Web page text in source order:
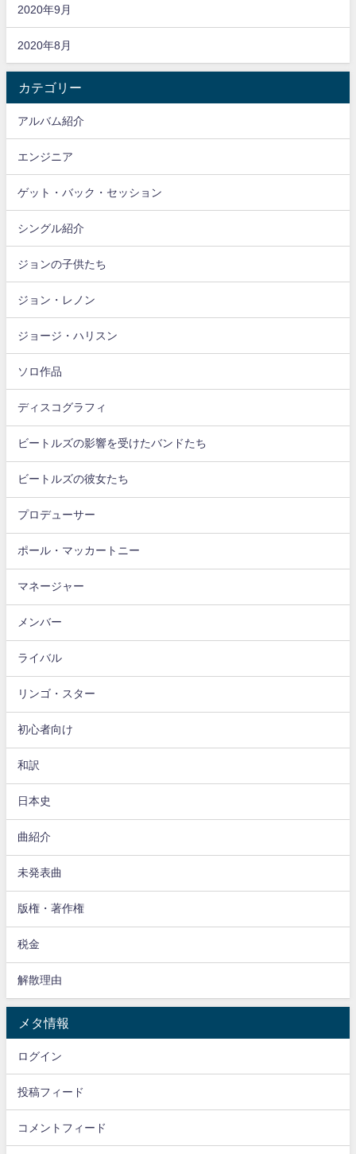
2020年9月
2020年8月
カテゴリー
アルバム紹介
エンジニア
ゲット・バック・セッション
シングル紹介
ジョンの子供たち
ジョン・レノン
ジョージ・ハリスン
ソロ作品
ディスコグラフィ
ビートルズの影響を受けたバンドたち
ビートルズの彼女たち
プロデューサー
ポール・マッカートニー
マネージャー
メンバー
ライバル
リンゴ・スター
初心者向け
和訳
日本史
曲紹介
未発表曲
版権・著作権
税金
解散理由
メタ情報
ログイン
投稿フィード
コメントフィード